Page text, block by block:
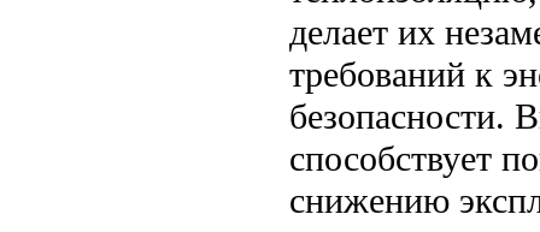
делает их
требований к
безопасности.
способствует
снижению